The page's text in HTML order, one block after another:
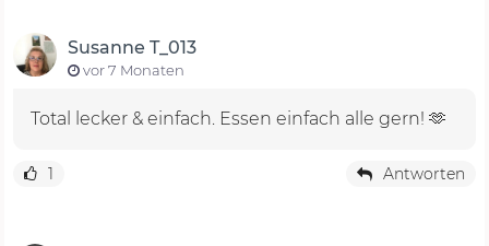
Susanne T_013
vor 7 Monaten
Total lecker & einfach. Essen einfach alle gern! 🫶
1 Antworten